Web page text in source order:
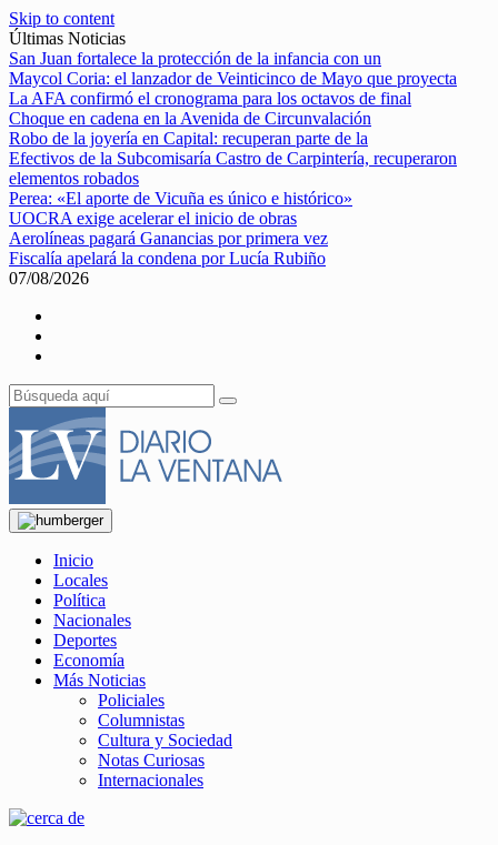
Skip to content
Últimas Noticias
San Juan fortalece la protección de la infancia con un
Maycol Coria: el lanzador de Veinticinco de Mayo que proyecta
La AFA confirmó el cronograma para los octavos de final
Choque en cadena en la Avenida de Circunvalación
Robo de la joyería en Capital: recuperan parte de la
Efectivos de la Subcomisaría Castro de Carpintería, recuperaron
elementos robados
Perea: «El aporte de Vicuña es único e histórico»
UOCRA exige acelerar el inicio de obras
Aerolíneas pagará Ganancias por primera vez
Fiscalía apelará la condena por Lucía Rubiño
07/08/2026
Inicio
Locales
Política
Nacionales
Deportes
Economía
Más Noticias
Policiales
Columnistas
Cultura y Sociedad
Notas Curiosas
Internacionales